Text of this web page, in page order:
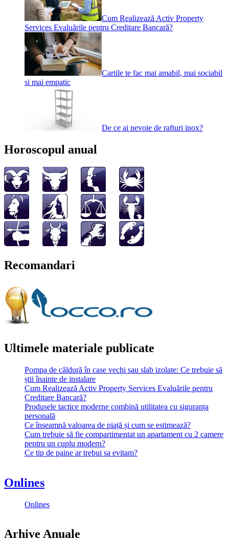
Cum Realizează Activ Property
Services Evaluările pentru Creditare Bancară?
Cartile te fac mai amabil, mai sociabil
si mai empatic
De ce ai nevoie de rafturi inox?
Horoscopul anual
Recomandari
Ultimele materiale publicate
Pompa de căldură în case vechi sau slab izolate: Ce trebuie să
știi înainte de instalare
Cum Realizează Activ Property Services Evaluările pentru
Creditare Bancară?
Produsele tactice moderne combină utilitatea cu siguranța
personală
Ce înseamnă valoarea de piață și cum se estimează?
Cum trebuie să fie compartimentat un apartament cu 2 camere
pentru un cuplu modern?
Ce tip de paine ar trebui sa evitam?
Onlines
Onlines
Arhive Anuale